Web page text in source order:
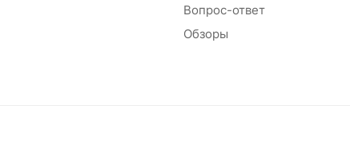
Вопрос-ответ
Обзоры